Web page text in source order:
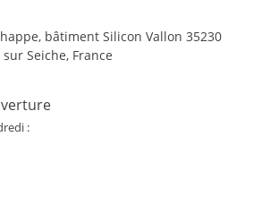
bâtiment Silicon Vallon 35230
Seiche, France
: